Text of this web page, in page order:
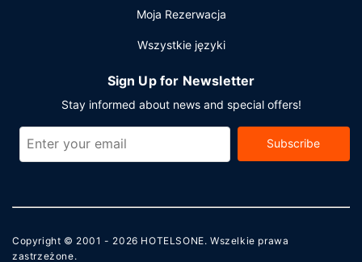
Moja Rezerwacja
Wszystkie języki
Sign Up for Newsletter
Stay informed about news and special offers!
Subscribe
Copyright © 2001 - 2026 HOTELSONE. Wszelkie prawa
zastrzeżone.